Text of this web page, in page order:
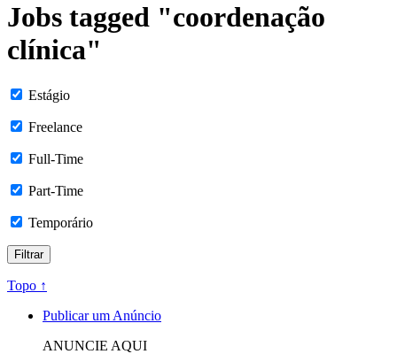
Jobs tagged "coordenação
clínica"
Estágio
Freelance
Full-Time
Part-Time
Temporário
Topo ↑
Publicar um Anúncio
ANUNCIE AQUI